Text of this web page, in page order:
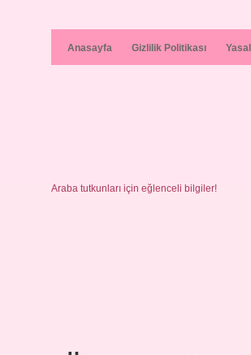
Anasayfa Gizlilik Politikası
Araba tutkunları için eğlenceli bilgiler!